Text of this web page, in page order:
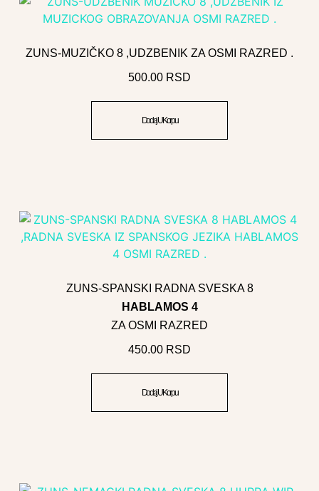
ZUNS-MUZIČKO 8 ,UDZBENIK ZA OSMI RAZRED .
500.00 RSD
Dodaj U Korpu
ZUNS-SPANSKI RADNA SVESKA 8
HABLAMOS 4
ZA OSMI RAZRED
450.00 RSD
Dodaj U Korpu